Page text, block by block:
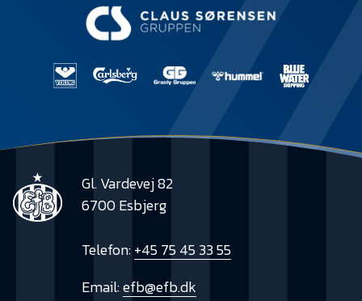
Gl. Vardevej 82
6700 Esbjerg
Telefon:+45 75 45 33 55
Email:efb@efb.dk